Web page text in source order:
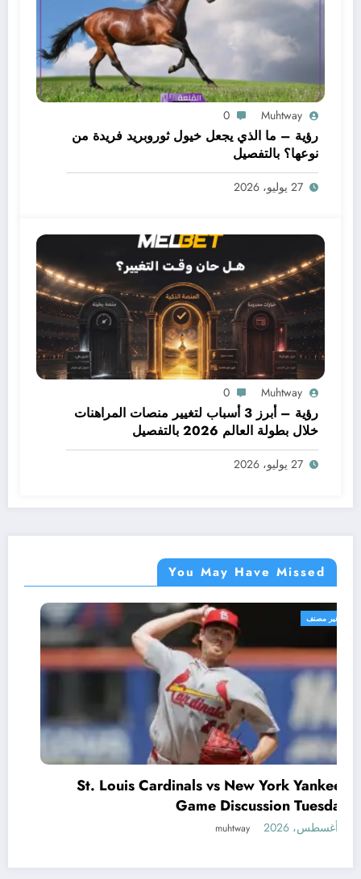
Muhtway
0
رؤية – ما الذي يجعل خيول ثوروبريد فريدة من
نوعها؟ بالتفصيل
27 يوليو، 2026
Muhtway
0
رؤية – أبرز 3 أسباب لتغيير منصات المراهنات
خلال بطولة العالم 2026 بالتفصيل
27 يوليو، 2026
You May Have Missed
غير مصنف
St. Louis Cardinals vs New York Yankees
Game Discussion Tuesday
5 أغسطس، 2026 muhtway